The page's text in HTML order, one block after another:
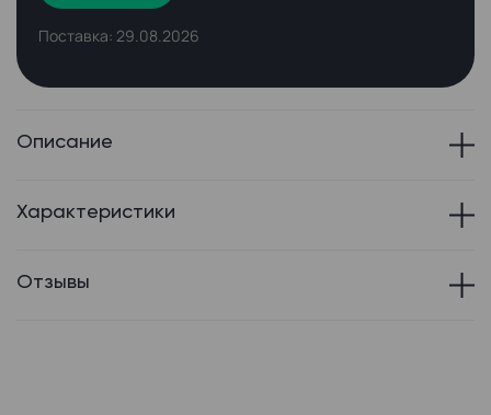
Описание
Характеристики
Отзывы
Поставка: 29.08.2026